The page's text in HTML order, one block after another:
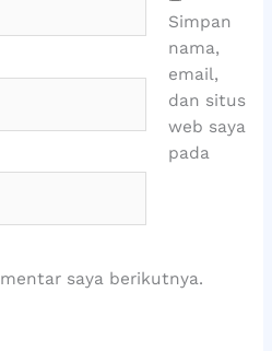
Simpan
nama,
email,
dan situs
web saya
pada
saya berikutnya.